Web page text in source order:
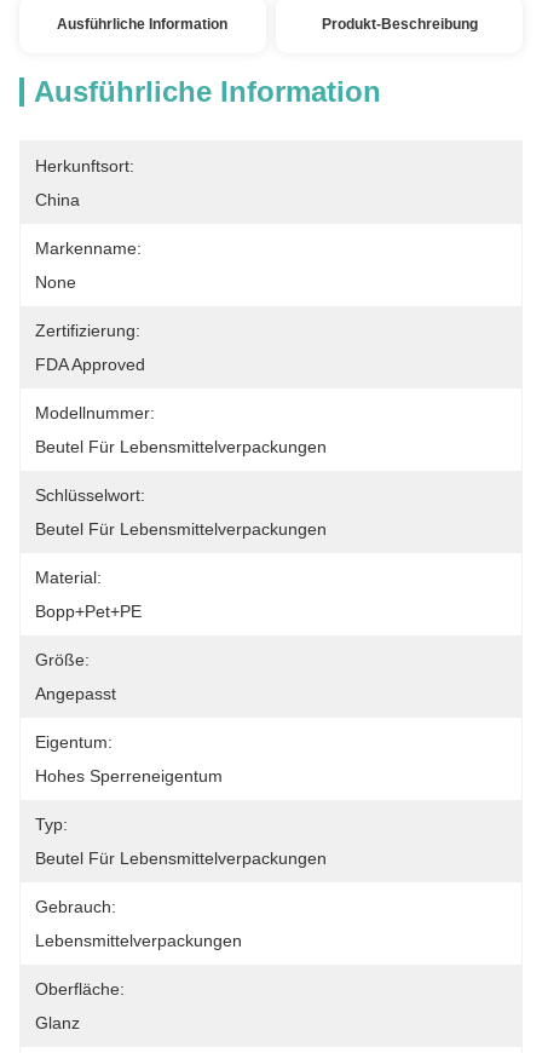
Ausführliche Information Produkt-Beschreibung
Ausführliche Information
Herkunftsort:
China
Markenname:
None
Zertifizierung:
FDA Approved
Modellnummer:
Beutel Für Lebensmittelverpackungen
Schlüsselwort:
Beutel Für Lebensmittelverpackungen
Material:
Bopp+Pet+PE
Größe:
Angepasst
Eigentum:
Hohes Sperreneigentum
Typ:
Beutel Für Lebensmittelverpackungen
Gebrauch:
Lebensmittelverpackungen
Oberfläche:
Glanz